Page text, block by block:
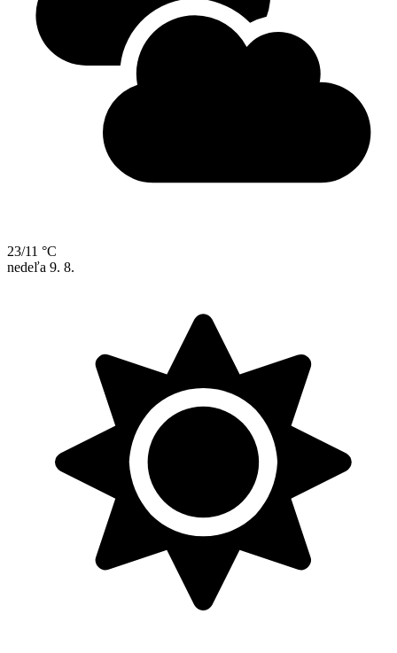
23/11 °C
nedeľa 9. 8.